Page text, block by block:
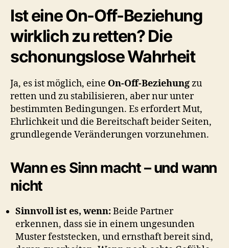
Ist eine On-Off-Beziehung
wirklich zu retten? Die
schonungslose Wahrheit
Ja, es ist möglich, eine On-Off-Beziehungzu
retten und zu stabilisieren, aber nur unter
bestimmten Bedingungen. Es erfordert Mut,
Ehrlichkeit und die Bereitschaft beider Seiten,
grundlegende Veränderungen vorzunehmen.
Wann es Sinn macht – und wann
nicht
Sinnvoll ist es, wenn:Beide Partner
erkennen, dass sie in einem ungesunden
Muster feststecken, und ernsthaft bereit sind,